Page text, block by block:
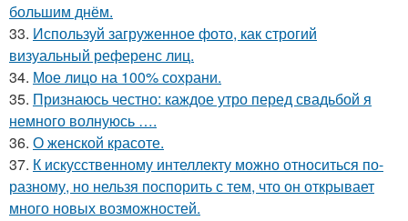
большим днём.
33. Используй загруженное фото, как строгий
визуальный референс лиц.
34. Мое лицо на 100% сохрани.
35. Признаюсь честно: каждое утро перед свадьбой я
немного волнуюсь ….
36. О женской красоте.
37. К искусственному интеллекту можно относиться по-
разному, но нельзя поспорить с тем, что он открывает
много новых возможностей.